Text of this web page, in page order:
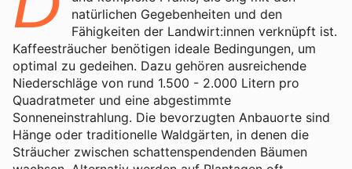
B2B
Lohnabfüllung für Röster
International
06 Shop
Tee
Zubehör
Geschenkideen
07 Kaffeetest
08 Laden
09 Reparatur
natürlichen Gegebenheiten und den
Fähigkeiten der Landwirt:innen verknüpft ist.
Kaffeesträucher benötigen ideale Bedingungen, um
optimal zu gedeihen. Dazu gehören ausreichende
Niederschläge von rund 1.500 - 2.000 Litern pro
Quadratmeter und eine abgestimmte
Sonneneinstrahlung. Die bevorzugten Anbauorte sind
Hänge oder traditionelle Waldgärten, in denen die
Sträucher zwischen schattenspendenden Bäumen